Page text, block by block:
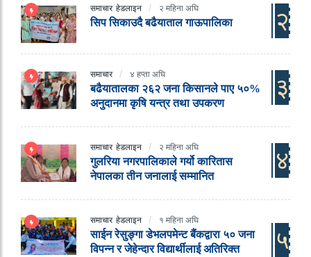
समाचार हेडलाइन २ महिना अघि
सिप सिकाउदै बढैयाताल गाऊपालिका २
समाचार ४ हप्ता अघि
बढैयातालका २६२ जना किसानले पाए ५०%
अनुदानमा कृषि यन्त्र तथा उपकरण
३
समाचार हेडलाइन २ महिना अघि
गुलरिया नगरपालिकाले गर्यो कारितास
नेपालका तीन जनालाई सम्मानित
४
समाचार हेडलाइन १ महिना अघि
साईन रेसुङ्गा डेभलपमेन्ट बैंकद्वारा ५० जना
विपन्न र जेहेन्दार विद्यार्थीलाई अतिरिक्त
५